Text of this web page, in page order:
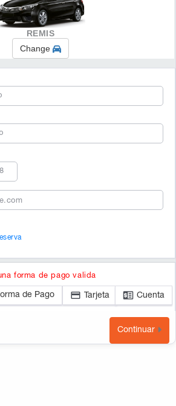
REMIS
Change
forma de pago valida
de Pago Tarjeta Cuenta
Continuar